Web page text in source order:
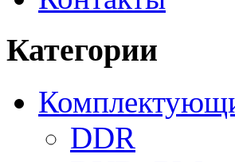
Категории
DDR